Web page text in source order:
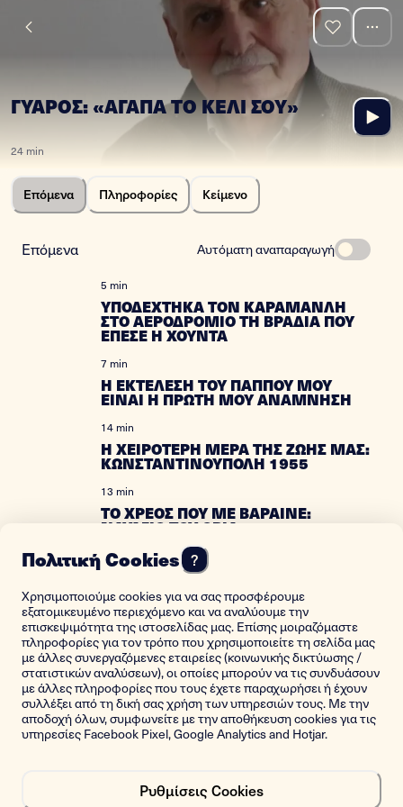
ΓΥΑΡΟΣ: «ΑΓΑΠΑ ΤΟ ΚΕΛΙ ΣΟΥ»
24 min
Επόμενα Πληροφορίες Κείμενο
Επόμενα Αυτόματη αναπαραγωγή
5 min
ΥΠΟΔΕΧΤΗΚΑ ΤΟΝ ΚΑΡΑΜΑΝΛΗ
ΣΤΟ ΑΕΡΟΔΡΟΜΙΟ ΤΗ ΒΡΑΔΙΑ ΠΟΥ
ΕΠΕΣΕ Η ΧΟΥΝΤΑ
7 min
Η ΕΚΤΕΛΕΣΗ ΤΟΥ ΠΑΠΠΟΥ ΜΟΥ
ΕΙΝΑΙ Η ΠΡΩΤΗ ΜΟΥ ΑΝΑΜΝΗΣΗ
14 min
Η ΧΕΙΡΟΤΕΡΗ ΜΕΡΑ ΤΗΣ ΖΩΗΣ ΜΑΣ:
ΚΩΝΣΤΑΝΤΙΝΟΥΠΟΛΗ 1955
13 min
ΤΟ ΧΡΕΟΣ ΠΟΥ ΜΕ ΒΑΡΑΙΝΕ:
ΝΑΥΑΓΙΟ ΤΟΥ ΟΡΙΑ
18 min
ΠΙΣΩ ΑΠΟ ΤΑ ΦΩΤΑ ΗΤΑΝ Η
ΕΛΕΥΘΕΡΙΑ
20 min
NEVER LOSE HOPE: A YOUNG GREEK
JEW FACES THE NAZIS
14 min
A SOVIET HERO’S DAUGHTER
15 min
Πολιτική Cookies ?
Χρησιμοποιούμε cookies για να σας προσφέρουμε
εξατομικευμένο περιεχόμενο και να αναλύουμε την
επισκεψιμότητα της ιστοσελίδας μας. Επίσης μοιραζόμαστε
πληροφορίες για τον τρόπο που χρησιμοποιείτε τη σελίδα μας
με άλλες συνεργαζόμενες εταιρείες (κοινωνικής δικτύωσης /
στατιστικών αναλύσεων), οι οποίες μπορούν να τις συνδυάσουν
με άλλες πληροφορίες που τους έχετε παραχωρήσει ή έχουν
συλλέξει από τη δική σας χρήση των υπηρεσιών τους. Με την
αποδοχή όλων, συμφωνείτε με την αποθήκευση cookies για τις
υπηρεσίες Facebook Pixel, Google Analytics and Hotjar.
Ρυθμίσεις Cookies